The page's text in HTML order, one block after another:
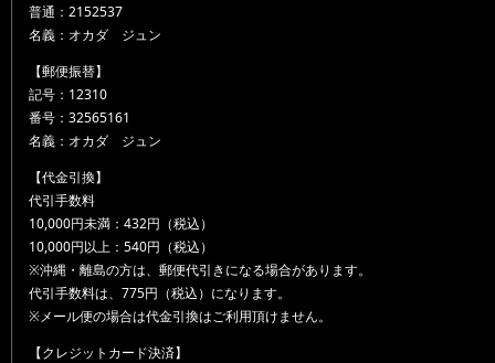
普通：2152537
名義：オカダ ジュン
【郵便振替】
記号：12310
番号：32565161
名義：オカダ ジュン
【代金引換】
代引手数料
10,000円未満：432円（税込）
10,000円以上：540円（税込）
※沖縄・離島の方は、郵便代引きになる場合があります。
代引手数料は、775円（税込）になります。
※メール便の場合は代金引換はご利用頂けません。
【クレジットカード決済】